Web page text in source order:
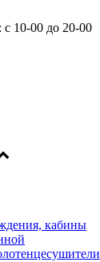
10-00 до 20-00
кабины